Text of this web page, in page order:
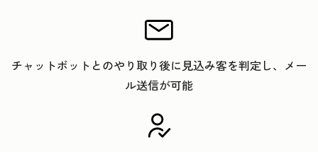
チャットボットとのやり取り後に見込み客を判定し、メー
ル送信が可能